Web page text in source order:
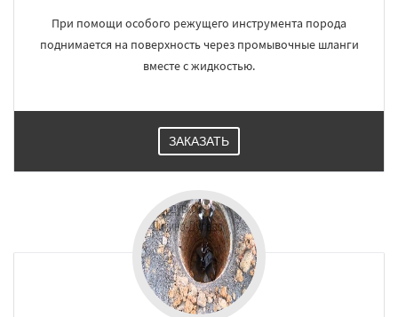
При помощи особого режущего инструмента порода
поднимается на поверхность через промывочные шланги
вместе с жидкостью.
ЗАКАЗАТЬ